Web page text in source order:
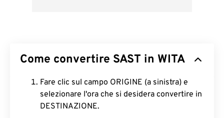
Come convertire SAST in WITA
Fare clic sul campo ORIGINE (a sinistra) e
selezionare l'ora che si desidera convertire in
DESTINAZIONE.